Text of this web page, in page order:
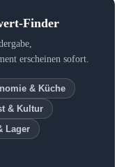
Finder
erscheinen sofort.
& Küche
& Kultur
Lager